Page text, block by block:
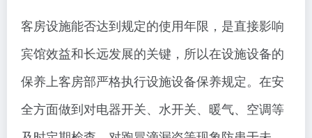
客房设施能否达到规定的使用年限，是直接影响
宾馆效益和长远发展的关键，所以在设施设备的
保养上客房部严格执行设施设备保养规定。在安
全方面做到对电器开关、水开关、暖气、空调等